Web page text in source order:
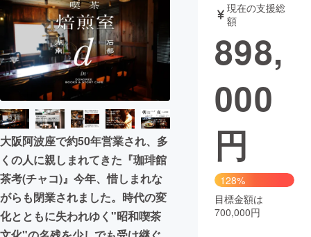
テクノロジー・ガジェット
映像・映画 書籍・雑誌
ビジネス・起業 チャレンジ
まちづくり・地域活性化
CAMPFIRE for Social Good
CAMPFIRE Creation
CAMPFIREふるさと納税machi-ya コミュニティ
大阪阿波座で約50年営業され、多
くの人に親しまれてきた『珈琲館
茶考(チャコ)』今年、惜しまれな
がらも閉業されました。時代の変
化とともに失われゆく"昭和喫茶
現在の支援総
額
898,
000
円
128%
目標金額は
700,000円